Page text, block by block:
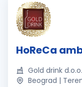
HoReCa
Gold drink d.o.o.
Beograd |